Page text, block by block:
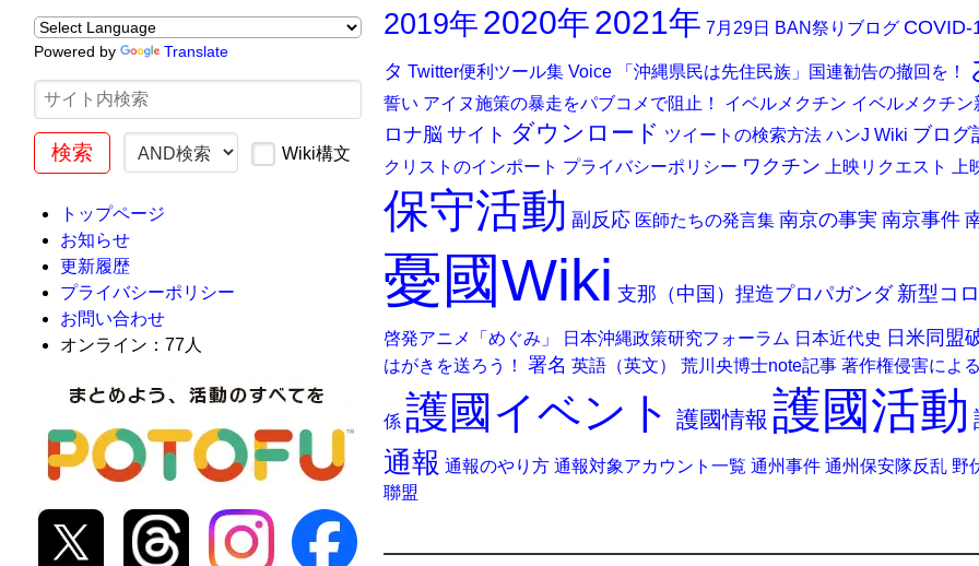
Powered by Translate
Wiki構文
トップページ
お知らせ
更新履歴
プライバシーポリシー
お問い合わせ
オンライン：77人
2019年2020年2021年 7月29日 BAN祭りブログ COVID-
タ Twitter便利ツール集 Voice 「沖縄県民は先住民族」国連勧告の撤回を！
誓い アイヌ施策の暴走をパブコメで阻止！ イベルメクチン イベルメクチ
ロナ脳 サイト ダウンロード ツイートの検索方法 ハンJ Wiki ブログ
クリストのインポート プライバシーポリシー ワクチン 上映リクエスト
保守活動 副反応 医師たちの発言集 南京の事実 南京事件
憂國Wiki 支那（中国）捏造プロパガンダ 新型コ
啓発アニメ「めぐみ」 日本沖縄政策研究フォーラム 日本近代史 日米同盟
はがきを送ろう！ 署名 英語（英文） 荒川央博士note記事 著作権侵害によ
係 護國イベント 護國情報 護國活動
通報 通報のやり方 通報対象アカウント一覧 通州事件 通州保安隊反乱 野
聯盟